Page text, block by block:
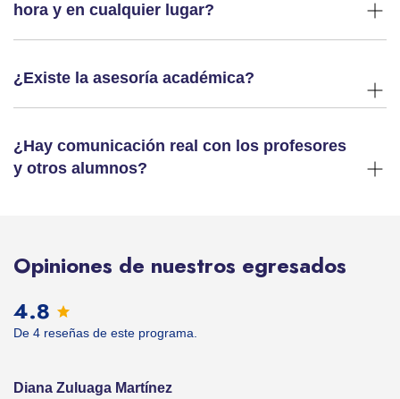
hora y en cualquier lugar?
¿Existe la asesoría académica?
¿Hay comunicación real con los profesores
y otros alumnos?
Opiniones de nuestros egresados
4.8
De 4 reseñas de este programa.
Diana Zuluaga Martínez